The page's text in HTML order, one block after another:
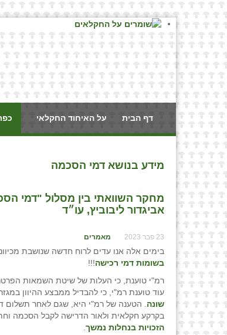
דף הבית על האיחוד החקלאי
מידע בנושא דמי הסכמה
מחקר השוואתי בין מסלול "דמי
אביגדור ליבוביץ, עו״ד
23 פבר 2023 מאמרים
בימים אלה אנו עדים לרוח חדשה שנושבת
בשומות דמי רכישה!!!
רמ"י טוענת, כי העלות של שיטת השמאות
עוד טוענת רמ"י, כי להבדיל ממבצע ההיוון
שונה . הטענה של רמ"י היא, שגם לאחר תשלום
בקרקע חקלאית ולאור הדרישה לקבל הסכמה
הזכויות בנחלות נמשך